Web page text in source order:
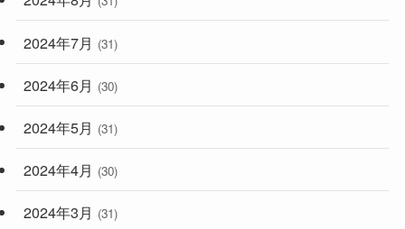
2024年7月 (31)
2024年6月 (30)
2024年5月 (31)
2024年4月 (30)
2024年3月 (31)